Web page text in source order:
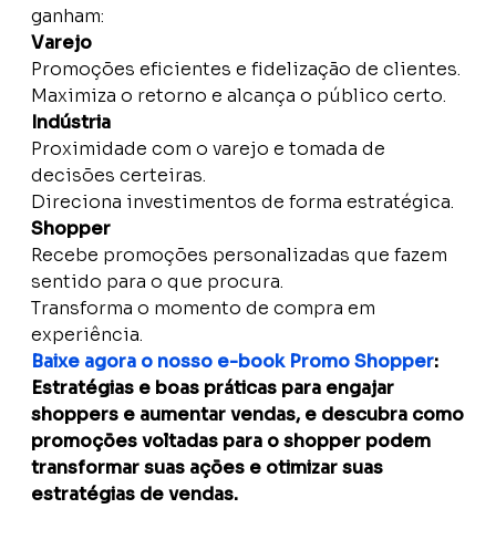
ganham:
Varejo
Promoções eficientes e fidelização de clientes.
Maximiza o retorno e alcança o público certo.
Indústria
Proximidade com o varejo e tomada de
decisões certeiras.
Direciona investimentos de forma estratégica.
Shopper
Recebe promoções personalizadas que fazem
sentido para o que procura.
Transforma o momento de compra em
experiência.
Baixe agora o nosso e-book Promo Shopper:
Estratégias e boas práticas para engajar
shoppers e aumentar vendas, e descubra como
promoções voltadas para o shopper podem
transformar suas ações e otimizar suas
estratégias de vendas.